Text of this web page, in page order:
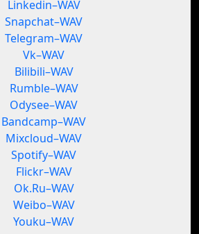
Linkedin–WAV
Snapchat–WAV
Telegram–WAV
Vk–WAV
Bilibili–WAV
Rumble–WAV
Odysee–WAV
Bandcamp–WAV
Mixcloud–WAV
Spotify–WAV
Flickr–WAV
Ok.Ru–WAV
Weibo–WAV
Youku–WAV